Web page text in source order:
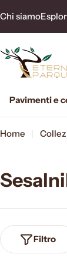
al
contenuto
Chi siamo
Pavimenti e
Home
Filtro